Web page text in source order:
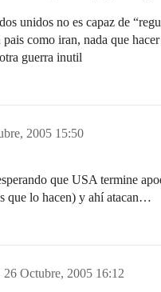
unidos no es capaz de
pais como iran, nada que
guerra inutil
2005 15:50
que USA termine
que lo hacen) y ahí atacan…
26 Octubre, 2005 16:12